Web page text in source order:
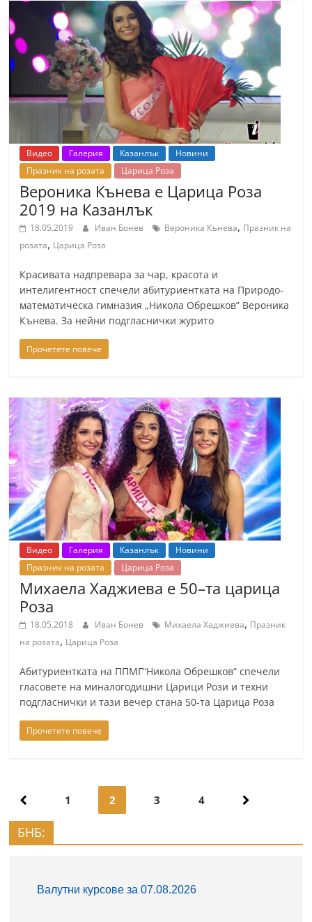
Видео Галерия Казанлък
Новини
Празник на розата
Царица Роза
Вероника Кънева е Царица Роза
2019 на Казанлък
18.05.2019 Иван Бонев Вероника Кънева, Празник на
розата, Царица Роза
Красивата надпревара за чар, красота и
интелигентност спечели абитуриентката на Природо-
математическа гимназия „Никола Обрешков” Вероника
Кънева. За нейни подгласнички журито
Прочетете повече
Видео Галерия Казанлък
Новини
Празник на розата
Царица Роза
Михаела Хаджиева e 50–та царица
Роза
18.05.2018 Иван Бонев Михаела Хаджиева, Празник
на розата, Царица Роза
Абитуриентката на ППМГ“Никола Обрешков“ спечели
гласовете на миналогодишни Царици Рози и техни
подгласнички и тази вечер стана 50-та Царица Роза
Прочетете повече
Навигация
1 2 3 4
БНБ: